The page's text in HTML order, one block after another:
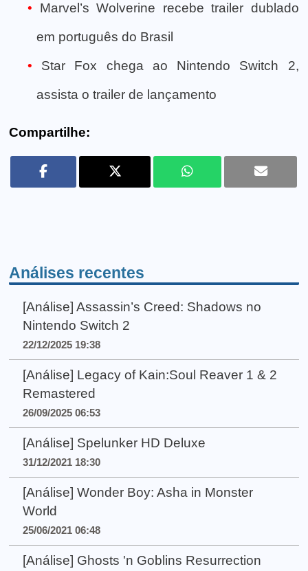
Marvel’s Wolverine recebe trailer dublado
em português do Brasil
Star Fox chega ao Nintendo Switch 2,
assista o trailer de lançamento
Compartilhe:
Análises recentes
[Análise] Assassin’s Creed: Shadows no
Nintendo Switch 2
22/12/2025 19:38
[Análise] Legacy of Kain:Soul Reaver 1 & 2
Remastered
26/09/2025 06:53
[Análise] Spelunker HD Deluxe
31/12/2021 18:30
[Análise] Wonder Boy: Asha in Monster
World
25/06/2021 06:48
[Análise] Ghosts 'n Goblins Resurrection